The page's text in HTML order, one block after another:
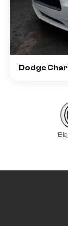
Dodge